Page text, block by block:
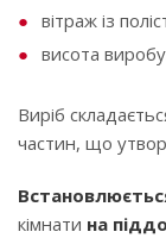
вітраж із
висота
Виріб
частин, що
кімнати на